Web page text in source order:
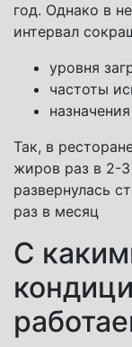
год. Однако в
интервал
уровня
частоты
Так, в
жиров раз в 2-
развернулась
раз в месяц
С